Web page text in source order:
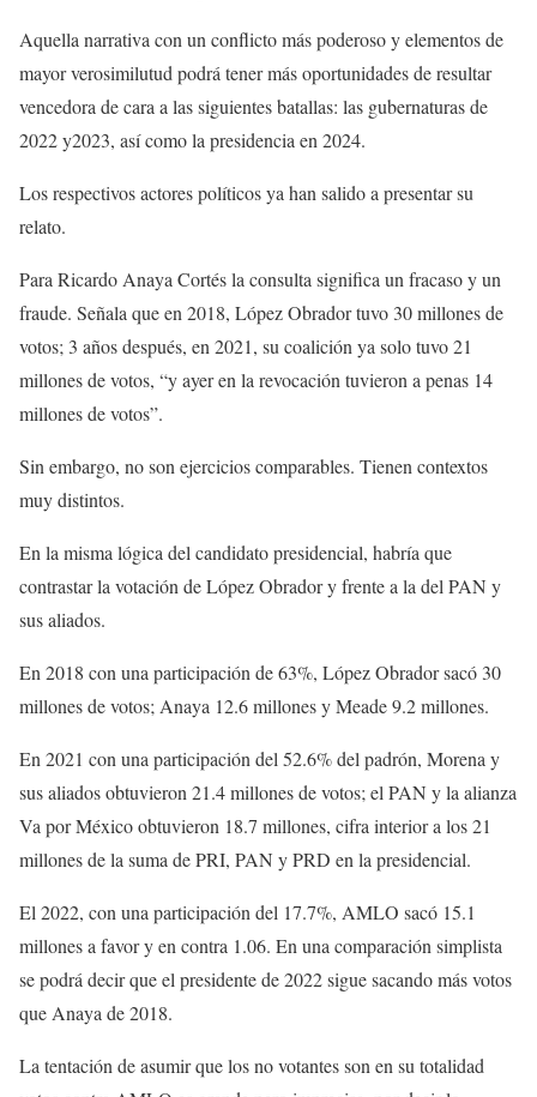
Aquella narrativa con un conflicto más poderoso y elementos de
mayor verosimilutud podrá tener más oportunidades de resultar
vencedora de cara a las siguientes batallas: las gubernaturas de
2022 y2023, así como la presidencia en 2024.
Los respectivos actores políticos ya han salido a presentar su
relato.
Para Ricardo Anaya Cortés la consulta significa un fracaso y un
fraude. Señala que en 2018, López Obrador tuvo 30 millones de
votos; 3 años después, en 2021, su coalición ya solo tuvo 21
millones de votos, “y ayer en la revocación tuvieron a penas 14
millones de votos”.
Sin embargo, no son ejercicios comparables. Tienen contextos
muy distintos.
En la misma lógica del candidato presidencial, habría que
contrastar la votación de López Obrador y frente a la del PAN y
sus aliados.
En 2018 con una participación de 63%, López Obrador sacó 30
millones de votos; Anaya 12.6 millones y Meade 9.2 millones.
En 2021 con una participación del 52.6% del padrón, Morena y
sus aliados obtuvieron 21.4 millones de votos; el PAN y la alianza
Va por México obtuvieron 18.7 millones, cifra interior a los 21
millones de la suma de PRI, PAN y PRD en la presidencial.
El 2022, con una participación del 17.7%, AMLO sacó 15.1
millones a favor y en contra 1.06. En una comparación simplista
se podrá decir que el presidente de 2022 sigue sacando más votos
que Anaya de 2018.
La tentación de asumir que los no votantes son en su totalidad